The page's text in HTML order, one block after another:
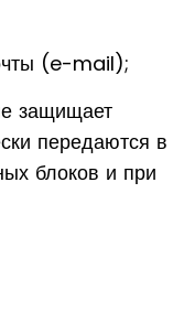
(e-mail);
защищает
передаются в
блоков и при